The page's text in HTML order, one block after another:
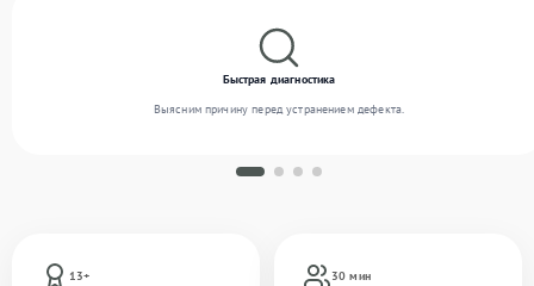
13+
30 мин
Быстрая диагностика
Выясним причину перед устранением дефекта.